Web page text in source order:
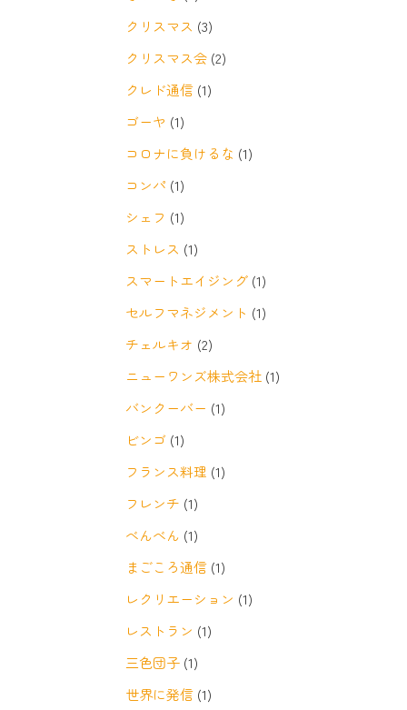
クリスマス (3)
クリスマス会 (2)
クレド通信 (1)
ゴーヤ (1)
コロナに負けるな (1)
コンパ (1)
シェフ (1)
ストレス (1)
スマートエイジング (1)
セルフマネジメント (1)
チェルキオ (2)
ニューワンズ株式会社 (1)
バンクーバー (1)
ビンゴ (1)
フランス料理 (1)
フレンチ (1)
べんべん (1)
まごころ通信 (1)
レクリエーション (1)
レストラン (1)
三色団子 (1)
世界に発信 (1)